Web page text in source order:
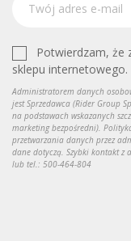
Potwierdzam, że
sklepu internetowego.
Administratorem danych
jest Sprzedawca (Rider Group
na podstawach wskazanych
marketing bezpośredni).
przetwarzania danych przez
dane dotyczą. Szybki kontakt
lub tel.: 500-464-804